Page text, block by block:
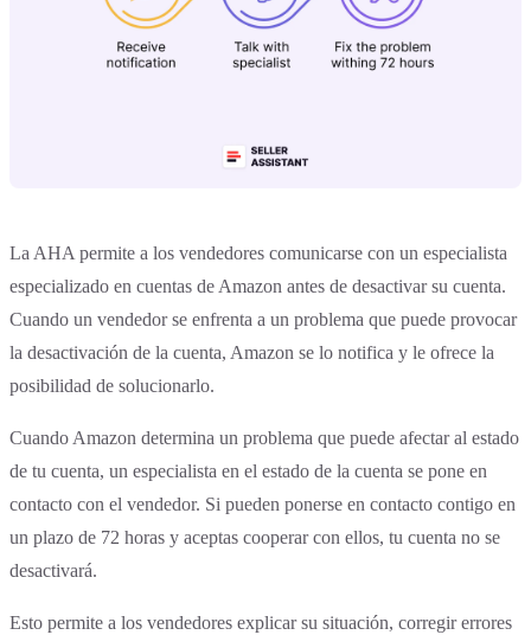
La AHA permite a los vendedores comunicarse con un especialista
especializado en cuentas de Amazon antes de desactivar su cuenta.
Cuando un vendedor se enfrenta a un problema que puede provocar
la desactivación de la cuenta, Amazon se lo notifica y le ofrece la
posibilidad de solucionarlo.
Cuando Amazon determina un problema que puede afectar al estado
de tu cuenta, un especialista en el estado de la cuenta se pone en
contacto con el vendedor. Si pueden ponerse en contacto contigo en
un plazo de 72 horas y aceptas cooperar con ellos, tu cuenta no se
desactivará.
Esto permite a los vendedores explicar su situación, corregir errores